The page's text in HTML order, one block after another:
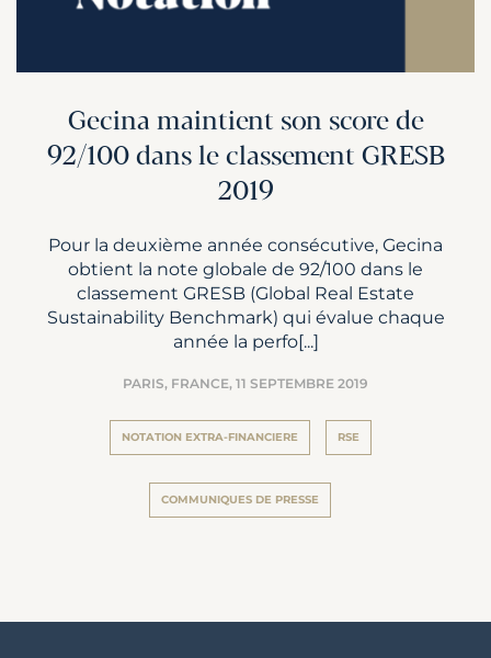
Gecina maintient son score de
92/100 dans le classement GRESB
2019
Pour la deuxième année consécutive, Gecina
obtient la note globale de 92/100 dans le
classement GRESB (Global Real Estate
Sustainability Benchmark) qui évalue chaque
année la perfo[...]
PARIS, FRANCE, 11 SEPTEMBRE 2019
NOTATION EXTRA-FINANCIERE RSE
COMMUNIQUES DE PRESSE